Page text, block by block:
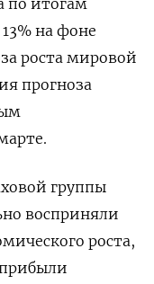
на фоне
роста мировой
прогноза
группы
восприняли
роста,